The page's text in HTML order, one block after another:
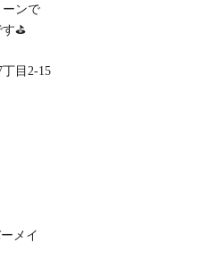
ーンで
⛳️
目2-15
メイ